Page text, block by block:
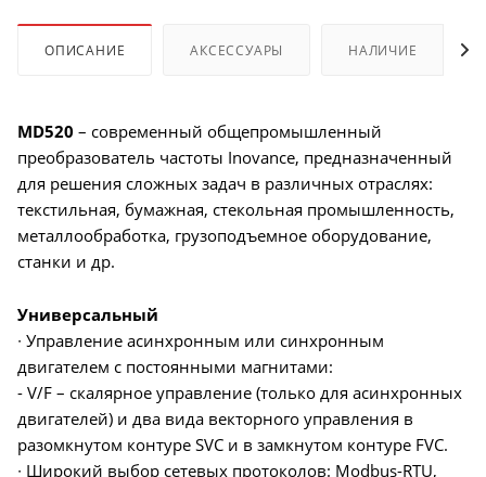
ОПИСАНИЕ АКСЕССУАРЫ НАЛИЧИЕ
MD520 – современный общепромышленный
преобразователь частоты Inovance, предназначенный
для решения сложных задач в различных отраслях:
текстильная, бумажная, стекольная промышленность,
металлообработка, грузоподъемное оборудование,
станки и др.
Универсальный
∙ Управление асинхронным или синхронным
двигателем с постоянными магнитами:
- V/F – скалярное управление (только для асинхронных
двигателей) и два вида векторного управления в
разомкнутом контуре SVC и в замкнутом контуре FVC.
∙ Широкий выбор сетевых протоколов: Modbus-RTU,